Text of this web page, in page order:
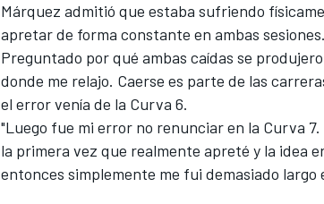
WRC
Márquez admitió que estaba sufriendo
apretar de forma constante en ambas sesiones.
Preguntado por qué ambas caídas se
donde me relajo. Caerse es parte de las
el error venía de la Curva 6.
"Luego fue mi error no renunciar en la Curva
la primera vez que realmente apreté y la idea
entonces simplemente me fui demasiado largo